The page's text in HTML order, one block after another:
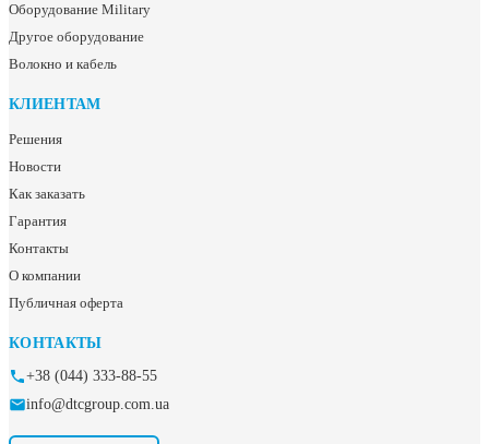
Оборудование Military
Другое оборудование
Волокно и кабель
КЛИЕНТАМ
Решения
Новости
Как заказать
Гарантия
Контакты
О компании
Публичная оферта
КОНТАКТЫ
+38 (044) 333-88-55
info@dtcgroup.com.ua